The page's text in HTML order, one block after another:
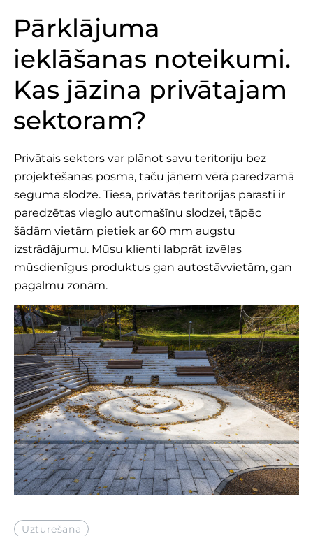
Pārklājuma
ieklāšanas noteikumi.
Kas jāzina privātajam
sektoram?
Privātais sektors var plānot savu teritoriju bez
projektēšanas posma, taču jāņem vērā paredzamā
seguma slodze. Tiesa, privātās teritorijas parasti ir
paredzētas vieglo automašīnu slodzei, tāpēc
šādām vietām pietiek ar 60 mm augstu
izstrādājumu. Mūsu klienti labprāt izvēlas
mūsdienīgus produktus gan autostāvvietām, gan
pagalmu zonām.
Uzturēšana